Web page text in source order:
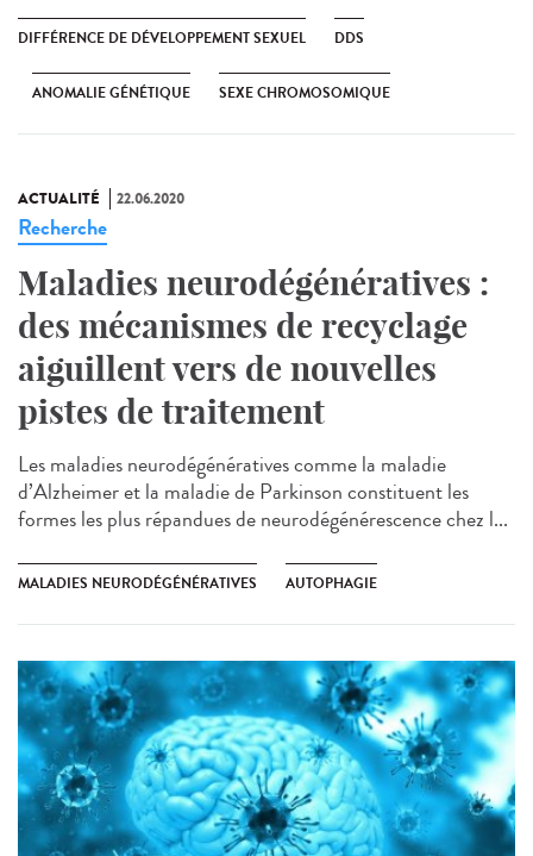
DIFFÉRENCE DE DÉVELOPPEMENT SEXUEL DDS
ANOMALIE GÉNÉTIQUE SEXE CHROMOSOMIQUE
ACTUALITÉ 22.06.2020
Recherche
Maladies neurodégénératives :
des mécanismes de recyclage
aiguillent vers de nouvelles
pistes de traitement
Les maladies neurodégénératives comme la maladie
d’Alzheimer et la maladie de Parkinson constituent les
formes les plus répandues de neurodégénérescence chez l...
MALADIES NEURODÉGÉNÉRATIVES AUTOPHAGIE